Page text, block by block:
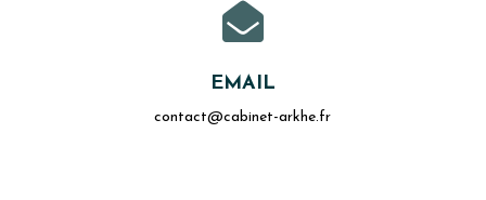

EMAIL
contact@cabinet-arkhe.fr